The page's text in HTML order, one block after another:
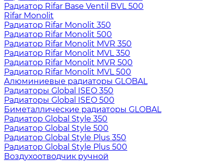
Радиатор Rifar Base Ventil BVL 500
Rifar Monolit
Радиатор Rifar Monolit 350
Радиатор Rifar Monolit 500
Радиатор Rifar Monolit MVR 350
Радиатор Rifar Monolit MVL 350
Радиатор Rifar Monolit MVR 500
Радиатор Rifar Monolit MVL 500
Алюминиевые радиаторы GLOBAL
Радиаторы Global ISEO 350
Радиаторы Global ISEO 500
Биметаллические радиаторы GLOBAL
Радиатор Global Style 350
Радиатор Global Style 500
Радиатор Global Style Plus 350
Радиатор Global Style Plus 500
Воздухоотводчик ручной